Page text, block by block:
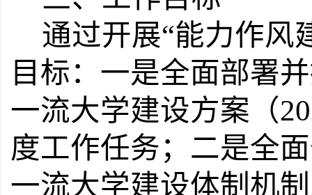
通过开展“能力作风
目标：一是全面部署
一流大学建设方案（
度工作任务； 二是全
一流大学建设体制机